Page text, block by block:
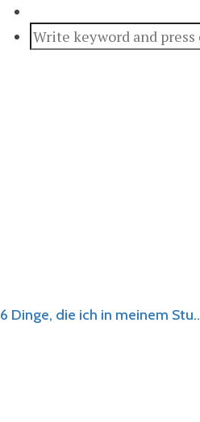
6 Dinge, die ich in meinem Stu..